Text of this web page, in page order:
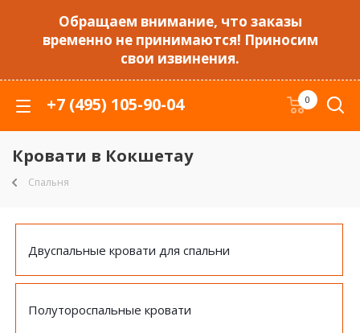
Обращаем внимание, что заказы
временно не принимаются! Приносим
свои извинения.
+7 (495) 105-90-04 0
Кровати в Кокшетау
Спальня
Двуспальные кровати для спальни
Полутороспальные кровати